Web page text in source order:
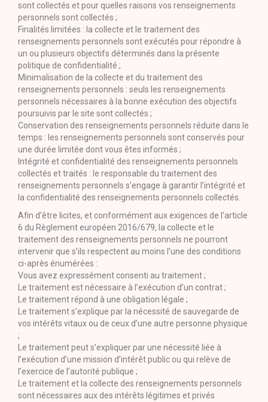
sont collectés et pour quelles raisons vos renseignements
personnels sont collectés ;
Finalités limitées : la collecte et le traitement des
renseignements personnels sont exécutés pour répondre à
un ou plusieurs objectifs déterminés dans la présente
politique de confidentialité ;
Minimalisation de la collecte et du traitement des
renseignements personnels : seuls les renseignements
personnels nécessaires à la bonne exécution des objectifs
poursuivis par le site sont collectés ;
Conservation des renseignements personnels réduite dans le
temps : les renseignements personnels sont conservés pour
une durée limitée dont vous êtes informés ;
Intégrité et confidentialité des renseignements personnels
collectés et traités : le responsable du traitement des
renseignements personnels s’engage à garantir l’intégrité et
la confidentialité des renseignements personnels collectés.
Afin d’être licites, et conformément aux exigences de l’article
6 du Règlement européen 2016/679, la collecte et le
traitement des renseignements personnels ne pourront
intervenir que s’ils respectent au moins l’une des conditions
ci-après énumérées :
Vous avez expressément consenti au traitement ;
Le traitement est nécessaire à l’exécution d’un contrat ;
Le traitement répond à une obligation légale ;
Le traitement s’explique par la nécessité de sauvegarde de
vos intérêts vitaux ou de ceux d’une autre personne physique
;
Le traitement peut s’expliquer par une nécessité liée à
l’exécution d’une mission d’intérêt public ou qui relève de
l’exercice de l’autorité publique ;
Le traitement et la collecte des renseignements personnels
sont nécessaires aux des intérêts légitimes et privés